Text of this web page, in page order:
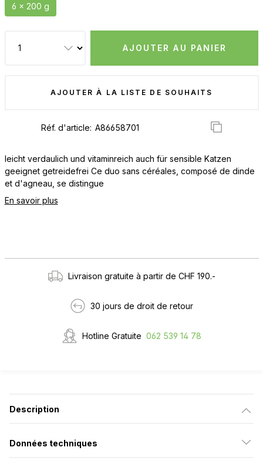
6 x 200 g
AJOUTER AU PANIER
AJOUTER À LA LISTE DE SOUHAITS
Réf. d'article:
leicht verdaulich und vitaminreich auch für sensible Katzen
geeignet getreidefrei Ce duo sans céréales, composé de dinde
et d'agneau, se distingue
En savoir plus
Livraison gratuite à partir de CHF 190.-
30 jours de droit de retour
Hotline Gratuite 062 539 14 78
Description
Données techniques